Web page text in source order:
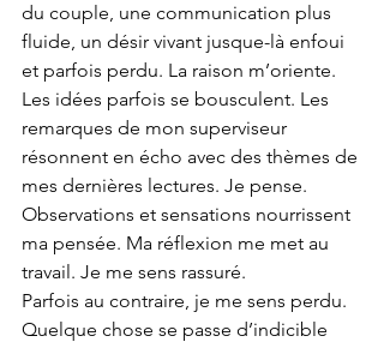
du couple, une communication plus
fluide, un désir vivant jusque-là enfoui
et parfois perdu. La raison m’oriente.
Les idées parfois se bousculent. Les
remarques de mon superviseur
résonnent en écho avec des thèmes de
mes dernières lectures. Je pense.
Observations et sensations nourrissent
ma pensée. Ma réflexion me met au
travail. Je me sens rassuré.
Parfois au contraire, je me sens perdu.
Quelque chose se passe d’indicible